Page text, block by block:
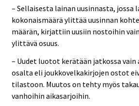
– Sellaisesta lainan uusinnasta, jossa
kokonaismäärä ylittää uusinnan
määrän, kirjattiin uusiin nostoihin
ylittävä osuus.
– Uudet luotot kerätään jatkossa
osalta eli joukkovelkakirjojen ostot
tilastoon. Muutos on tehty myös
vanhoihin aikasarjoihin.